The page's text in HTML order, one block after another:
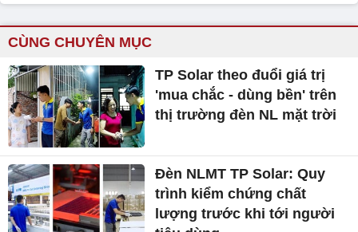
CÙNG CHUYÊN MỤC
TP Solar theo đuổi giá trị
'mua chắc - dùng bền' trên
thị trường đèn NL mặt trời
Đèn NLMT TP Solar: Quy
trình kiểm chứng chất
lượng trước khi tới người